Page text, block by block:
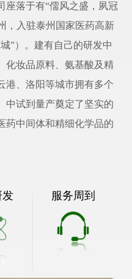
座落于有“儒风之盛，夙冠
，入驻泰州国家医药高新
”）。建有自己的研发中
化妆品原料、氨基酸及精
港、洛阳等城市拥有多个
中试到量产奠定了坚实的
药中间体和精细化学品的
发 服务周到